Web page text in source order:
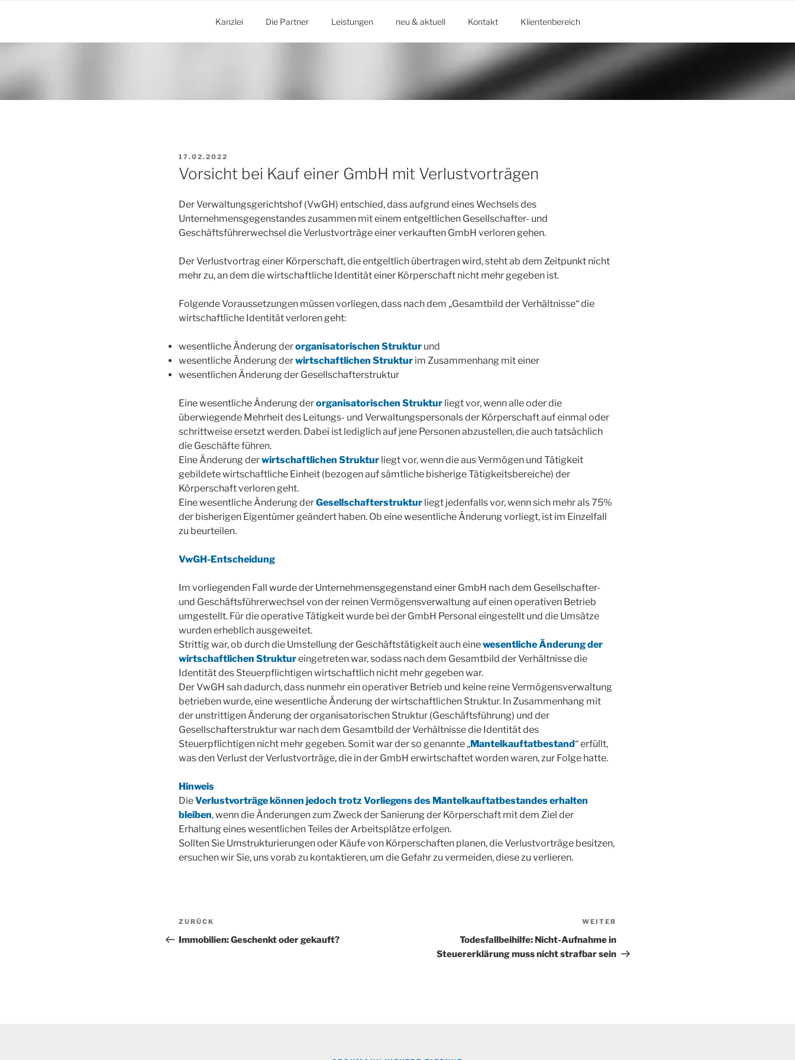
Kanzlei Die Partner Leistungen neu & aktuell Kontakt Klientenbereich
VERÖFFENTLICHT
AM
17.02.2022
Vorsicht bei Kauf einer GmbH mit Verlustvorträgen
Der Verwaltungsgerichtshof (VwGH) entschied, dass aufgrund eines Wechsels des
Unternehmensgegenstandes zusammen mit einem entgeltlichen Gesellschafter- und
Geschäftsführerwechsel die Verlustvorträge einer verkauften GmbH verloren gehen.
Der Verlustvortrag einer Körperschaft, die entgeltlich übertragen wird, steht ab dem Zeitpunkt nicht
mehr zu, an dem die wirtschaftliche Identität einer Körperschaft nicht mehr gegeben ist.
Folgende Voraussetzungen müssen vorliegen, dass nach dem „Gesamtbild der Verhältnisse“ die
wirtschaftliche Identität verloren geht:
wesentliche Änderung derorganisatorischen Struktur und
wesentliche Änderung derwirtschaftlichen Struktur im Zusammenhang mit einer
wesentlichen Änderung der Gesellschafterstruktur
Eine wesentliche Änderung derorganisatorischen Struktur liegt vor, wenn alle oder die
überwiegende Mehrheit des Leitungs- und Verwaltungspersonals der Körperschaft auf einmal oder
schrittweise ersetzt werden. Dabei ist lediglich auf jene Personen abzustellen, die auch tatsächlich
die Geschäfte führen.
Eine Änderung derwirtschaftlichen Struktur liegt vor, wenn die aus Vermögen und Tätigkeit
gebildete wirtschaftliche Einheit (bezogen auf sämtliche bisherige Tätigkeitsbereiche) der
Körperschaft verloren geht.
Eine wesentliche Änderung derGesellschafterstruktur liegt jedenfalls vor, wenn sich mehr als 75%
der bisherigen Eigentümer geändert haben. Ob eine wesentliche Änderung vorliegt, ist im Einzelfall
zu beurteilen.
VwGH-Entscheidung
Im vorliegenden Fall wurde der Unternehmensgegenstand einer GmbH nach dem Gesellschafter-
und Geschäftsführerwechsel von der reinen Vermögensverwaltung auf einen operativen Betrieb
umgestellt. Für die operative Tätigkeit wurde bei der GmbH Personal eingestellt und die Umsätze
wurden erheblich ausgeweitet.
Strittig war, ob durch die Umstellung der Geschäftstätigkeit auch einewesentliche Änderung der
wirtschaftlichen Struktureingetreten war, sodass nach dem Gesamtbild der Verhältnisse die
Identität des Steuerpflichtigen wirtschaftlich nicht mehr gegeben war.
Der VwGH sah dadurch, dass nunmehr ein operativer Betrieb und keine reine Vermögensverwaltung
betrieben wurde, eine wesentliche Änderung der wirtschaftlichen Struktur. In Zusammenhang mit
der unstrittigen Änderung der organisatorischen Struktur (Geschäftsführung) und der
Gesellschafterstruktur war nach dem Gesamtbild der Verhältnisse die Identität des
Steuerpflichtigen nicht mehr gegeben. Somit war der so genannte „Mantelkauftatbestand“ erfüllt,
was den Verlust der Verlustvorträge, die in der GmbH erwirtschaftet worden waren, zur Folge hatte.
Hinweis
DieVerlustvorträge können jedoch trotz Vorliegens des Mantelkauftatbestandes erhalten
bleiben, wenn die Änderungen zum Zweck der Sanierung der Körperschaft mit dem Ziel der
Erhaltung eines wesentlichen Teiles der Arbeitsplätze erfolgen.
Sollten Sie Umstrukturierungen oder Käufe von Körperschaften planen, die Verlustvorträge besitzen,
ersuchen wir Sie, uns vorab zu kontaktieren, um die Gefahr zu vermeiden, diese zu verlieren.
Beitragsnavigation
Vorheriger
Beitrag
ZURÜCK
Immobilien: Geschenkt oder gekauft?
Beitrag
WEITER
Todesfallbeihilfe: Nicht-Aufnahme in
Steuererklärung muss nicht strafbar sein